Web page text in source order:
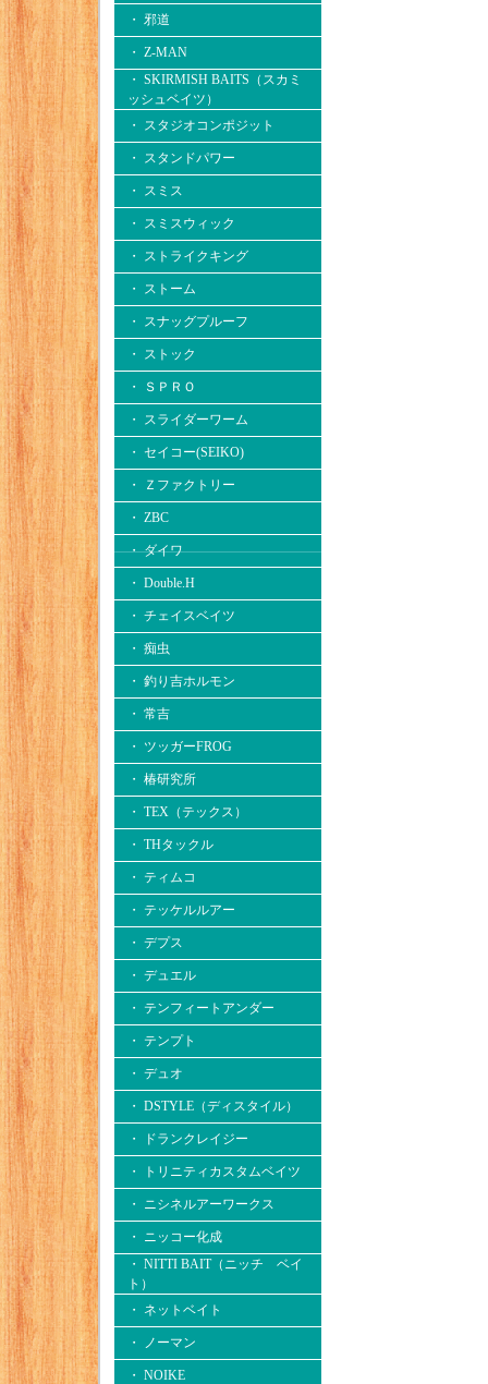
・ 邪道
・ Z-MAN
・ SKIRMISH BAITS（スカミ
ッシュベイツ）
・ スタジオコンポジット
・ スタンドパワー
・ スミス
・ スミスウィック
・ ストライクキング
・ ストーム
・ スナッグプルーフ
・ ストック
・ ＳＰＲＯ
・ スライダーワーム
・ セイコー(SEIKO)
・ Ｚファクトリー
・ ZBC
・ ダイワ
・ Double.H
・ チェイスベイツ
・ 痴虫
・ 釣り吉ホルモン
・ 常吉
・ ツッガーFROG
・ 椿研究所
・ TEX（テックス）
・ THタックル
・ ティムコ
・ テッケルルアー
・ デプス
・ デュエル
・ テンフィートアンダー
・ テンプト
・ デュオ
・ DSTYLE（ディスタイル）
・ ドランクレイジー
・ トリニティカスタムベイツ
・ ニシネルアーワークス
・ ニッコー化成
・ NITTI BAIT（ニッチ ベイ
ト）
・ ネットベイト
・ ノーマン
・ NOIKE